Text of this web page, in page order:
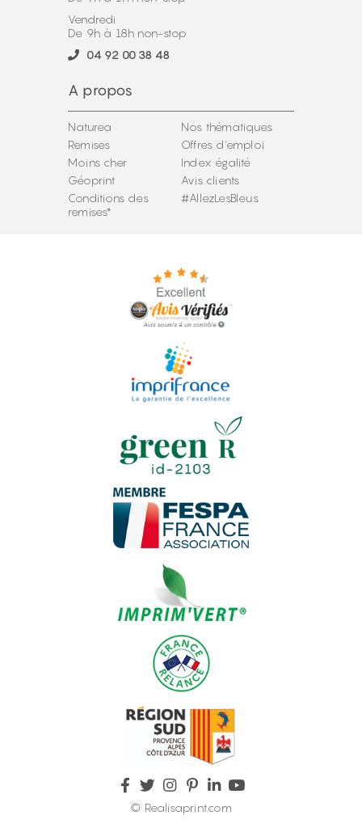
Vendredi
De 9h à 18h non-stop
04 92 00 38 48
A propos
Naturea
Remises
Moins cher
Géoprint
Conditions des
remises*
Nos thématiques
Offres d'emploi
Index égalité
Avis clients
#AllezLesBleus
© Realisaprint.com